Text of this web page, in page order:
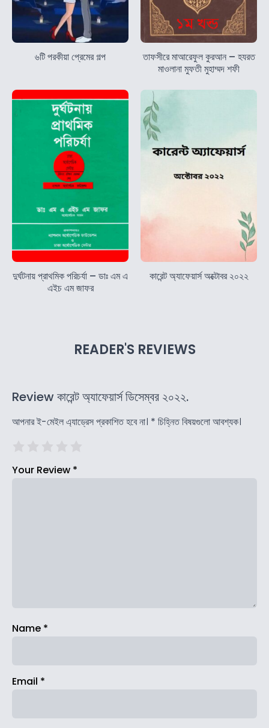
৬টি পরকীয়া প্রেমের গল্প
তাফসীরে মাআরেফুল কুরআন – হযরত
মাওলানা মুফতী মুহাম্মদ শফী
দুর্ঘটনায় প্রাথমিক পরিচর্যা – ডাঃ এম এ
এইচ এম জাফর
কারেন্ট অ্যাফেয়ার্স অক্টোবর ২০২২
READER'S REVIEWS
Review কারেন্ট অ্যাফেয়ার্স ডিসেম্বর ২০২২.
আপনার ই-মেইল এ্যাড্রেস প্রকাশিত হবে না। * চিহ্নিত বিষয়গুলো আবশ্যক।
Your Review *
Name *
Email *